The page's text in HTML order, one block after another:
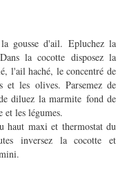
gousse d'ail. Epluchez la
la cocotte disposez la
l'ail haché, le concentré de
et les olives. Parsemez de
diluez la marmite fond de
et les légumes.
haut maxi et thermostat du
inversez la cocotte et